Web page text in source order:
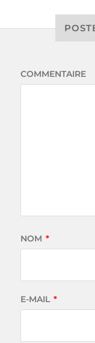
COMMENTAIRE
NOM *
E-MAIL *